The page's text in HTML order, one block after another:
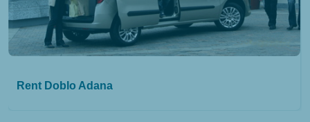
Rent Doblo Adana